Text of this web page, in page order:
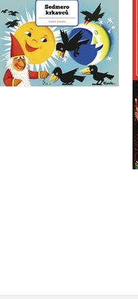
Sedmero krkavců
Vojtěch Kubašta